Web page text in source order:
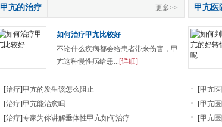
甲亢的治疗 更多>>
如何治疗甲亢比较好
不论什么疾病都会给患者带来伤害，甲
亢这种慢性病给患...[详细]
[治疗]甲亢的发生该怎么阻止
[治疗]甲亢能治愈吗
[治疗]专家为你讲解垂体性甲亢如何治疗
甲亢医
[甲亢
[甲亢
[甲亢